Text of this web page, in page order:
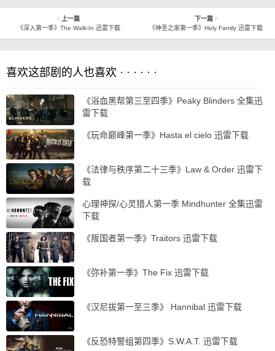
上一篇
《深入第一季》The Walk-In 迅雷下载
下一篇
《神圣之家第一季》Holy Family 迅雷下载
喜欢这部剧的人也喜欢 · · · · · ·
《浴血黑帮第三至四季》Peaky Blinders 全集迅
雷下载
《玩命巅峰第一季》Hasta el cielo 迅雷下载
《法律与秩序第二十三季》Law & Order 迅雷下
载
心理神探/心灵猎人第一季 Mindhunter 全集迅雷
下载
《叛国者第一季》Traitors 迅雷下载
《弥补第一季》The Fix 迅雷下载
《汉尼拔第一至三季》 Hannibal 迅雷下载
《反恐特警组第四季》S.W.A.T. 迅雷下载